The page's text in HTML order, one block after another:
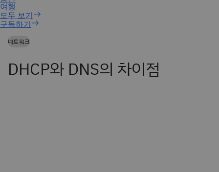
구독하기
네트워크
DHCP와 DNS의 차이점